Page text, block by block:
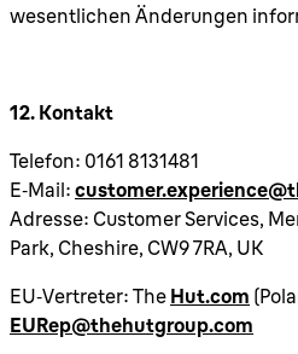
wesentlichen Änderungen
12. Kontakt
Telefon: 0161 8131481
E‑Mail:
Adresse: Customer Services,
Park, Cheshire, CW9 7RA, UK
EU‑Vertreter: The Hut.com
EURep@thehutgroup.com